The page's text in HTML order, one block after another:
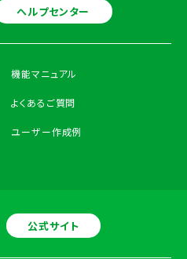
公式サイト
ヘルプセンター
機能マニュアル
よくあるご質問
ユーザー作成例